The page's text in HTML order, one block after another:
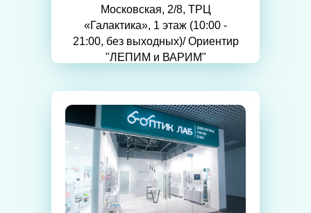
Московская, 2/8, ТРЦ
«Галактика», 1 этаж (10:00 -
21:00, без выходных)/ Ориентир
"ЛЕПИМ и ВАРИМ"